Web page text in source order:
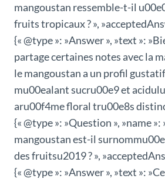
mangoustan ressemble-t-il
fruits tropicaux ? »,
{« @type »: »Answer », »text »:
partage certaines notes avec la
le mangoustan a un profil
mu00ealant sucru00e9 et
aru00f4me floral tru00e8s
{« @type »: »Question », »name
mangoustan est-il
des fruitsu2019 ? »,
{« @type »: »Answer », »text »: